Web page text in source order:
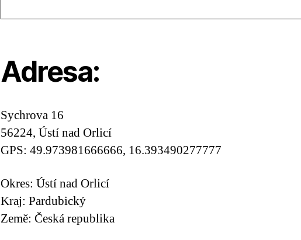
Adresa:
Sychrova 16
56224, Ústí nad Orlicí
GPS: 49.973981666666, 16.393490277777
Okres: Ústí nad Orlicí
Kraj: Pardubický
Země: Česká republika